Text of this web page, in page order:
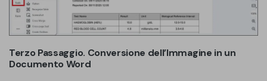
Terzo Passaggio. Conversione dell’Immagine in un
Documento Word